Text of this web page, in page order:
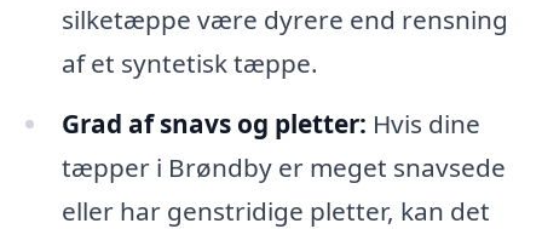
silketæppe være dyrere end rensning
af et syntetisk tæppe.
Grad af snavs og pletter: Hvis dine
tæpper i Brøndby er meget snavsede
eller har genstridige pletter, kan det